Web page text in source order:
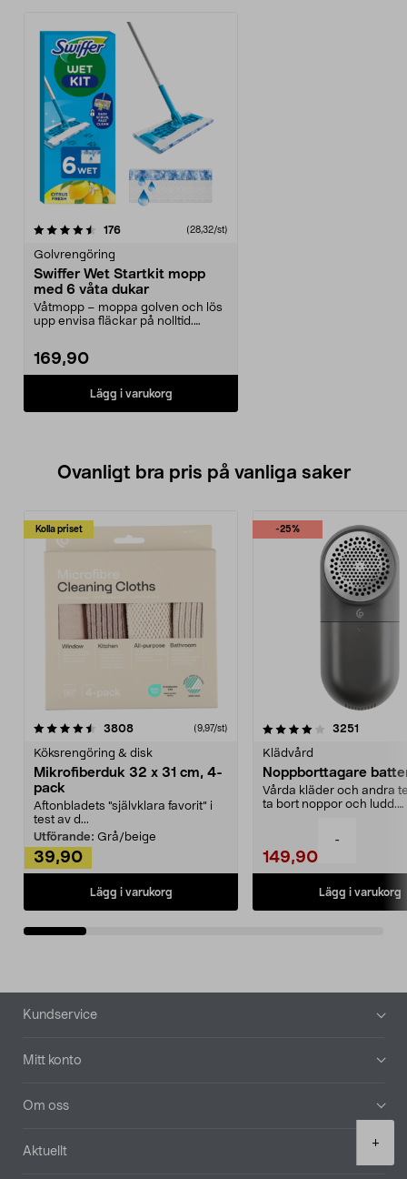
-
+
176recensioner (28,32/st)
Golvrengöring
Swiffer Wet Startkit mopp
med 6 våta dukar
Våtmopp – moppa golven och lös
upp envisa fläckar på nolltid.
169,90
Lägg i varukorg
Ovanligt bra pris på vanliga saker
Kolla priset
3808recensioner (9,97/st)
Köksrengöring & disk
Mikrofiberduk 32 x 31 cm, 4-
pack
Aftonbladets "självklara favorit” i
test av d...
Utförande: Grå/beige
39,90
Lägg i varukorg
-25%
4.0av 5 stjärnor 3251
Klädvård
Noppborttagare
Vårda kläder och andra
ta bort noppor och ludd.
149,90
Lägg i varukorg
4.5av 5 stjärnor
Sidfot
Kundservice
Mitt konto
Om oss
Aktuellt